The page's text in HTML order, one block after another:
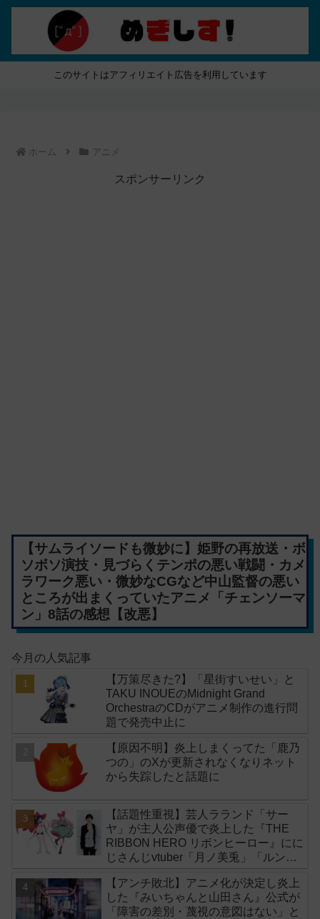
このサイトはアフィリエイト広告を利用しています
ホーム アニメ
スポンサーリンク
【サムライソードも微妙に】姫野の再放送・ボ
ソボソ演技・見づらくテンポの悪い戦闘・カメ
ラワーク悪い・微妙なCGなど中山監督の悪い
ところが出まくっていたアニメ「チェンソーマ
ン」8話の感想【改悪】
今月の人気記事
【万策尽きた?】「星街すいせい」と
TAKU INOUEのMidnight Grand
OrchestraのCDがアニメ制作の進行問
題で発売中止に
【原因不明】炎上しまくってた「鹿乃
つの」のXが更新されなくなりネット
から失踪したと話題に
【話題性重視】芸人ラランド「サー
ヤ」が主人公声優で炎上した『THE
RIBBON HERO リボンヒーロー』にに
じさんじvtuber「月ノ美兎」「ルンル
【アンチ敗北】アニメ化が決定し炎上
した『みいちゃんと山田さん』公式が
「障害の差別・蔑視の意図はない」と